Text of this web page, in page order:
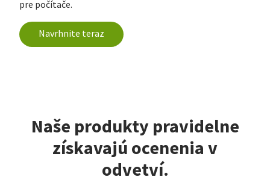
pre počítače.
Navrhnite teraz
Naše produkty pravidelne
získavajú ocenenia v
odvetví.